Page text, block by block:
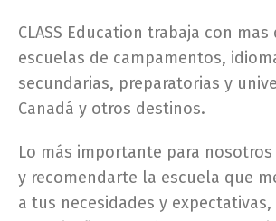
CLASS Education trabaja con mas
escuelas de campamentos,
secundarias, preparatorias y
Canadá y otros destinos.
Lo más importante para
y recomendarte la escuela que
a tus necesidades y